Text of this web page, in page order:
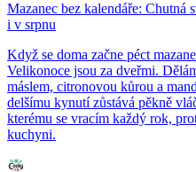
Mazanec bez kalendáře: Chutná
i v srpnu
Když se doma začne péct
Velikonoce jsou za dveřmi.
máslem, citronovou kůrou a
delšímu kynutí zůstává pěkně
kterému se vracím každý rok,
kuchyni.